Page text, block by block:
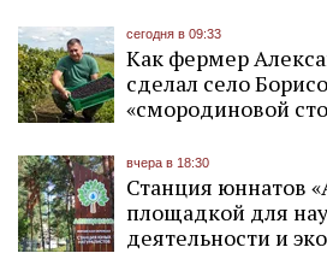
сегодня в 09:33
Как фермер
сделал село
«смородиновой
вчера в 18:30
Станция юннатов
площадкой для
деятельности и